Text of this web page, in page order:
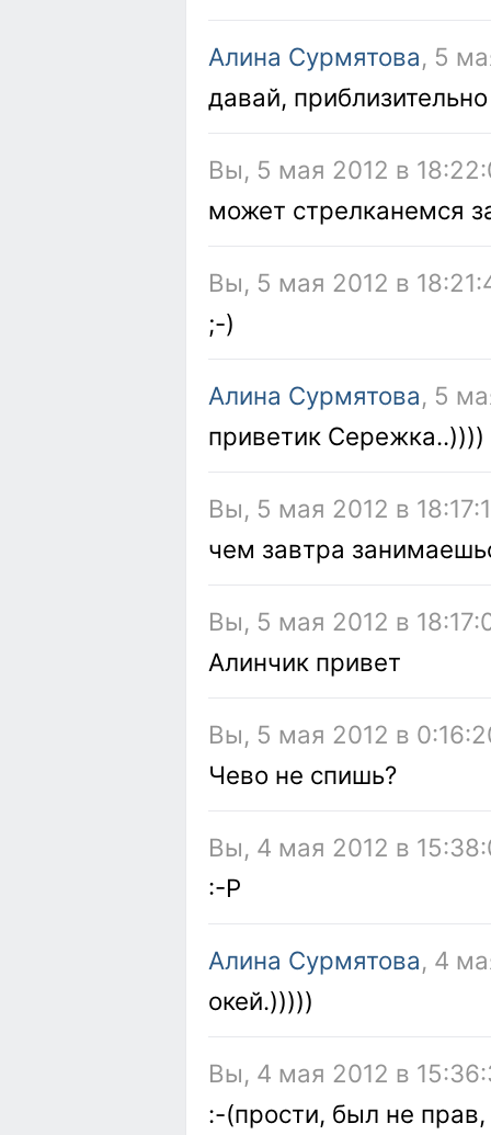
Алина Сурмятова, 5
давай,
Вы, 5 мая 2012 в
может стрелканемся
Вы, 5 мая 2012 в
;-)
Алина Сурмятова, 5
приветик Сережка..))))
Вы, 5 мая 2012 в
чем завтра
Вы, 5 мая 2012 в
Алинчик привет
Вы, 5 мая 2012 в
Чево не спишь?
Вы, 4 мая 2012 в
:-P
Алина Сурмятова, 4
окей.)))))
Вы, 4 мая 2012 в
:-(прости, был не